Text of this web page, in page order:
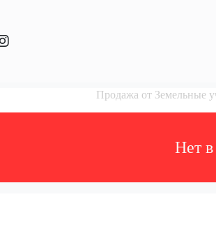
Продажа от Земельные
Hет